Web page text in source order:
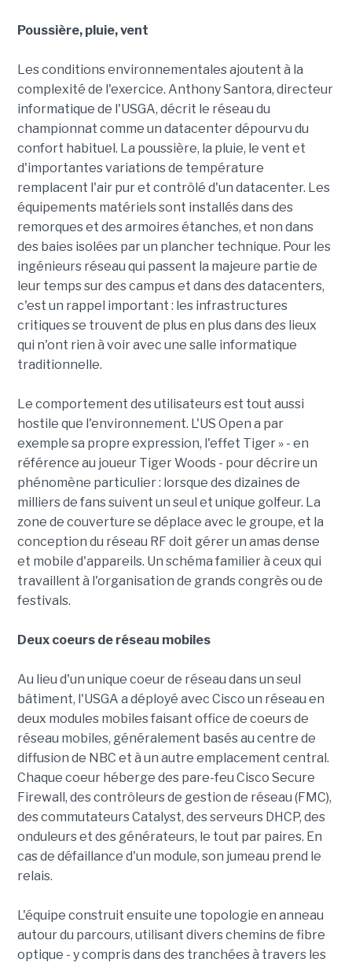
Poussière, pluie, vent
Les conditions environnementales ajoutent à la
complexité de l'exercice. Anthony Santora, directeur
informatique de l'USGA, décrit le réseau du
championnat comme un datacenter dépourvu du
confort habituel. La poussière, la pluie, le vent et
d'importantes variations de température
remplacent l'air pur et contrôlé d'un datacenter. Les
équipements matériels sont installés dans des
remorques et des armoires étanches, et non dans
des baies isolées par un plancher technique. Pour les
ingénieurs réseau qui passent la majeure partie de
leur temps sur des campus et dans des datacenters,
c'est un rappel important : les infrastructures
critiques se trouvent de plus en plus dans des lieux
qui n'ont rien à voir avec une salle informatique
traditionnelle.
Le comportement des utilisateurs est tout aussi
hostile que l'environnement. L'US Open a par
exemple sa propre expression, l'effet Tiger » - en
référence au joueur Tiger Woods - pour décrire un
phénomène particulier : lorsque des dizaines de
milliers de fans suivent un seul et unique golfeur. La
zone de couverture se déplace avec le groupe, et la
conception du réseau RF doit gérer un amas dense
et mobile d'appareils. Un schéma familier à ceux qui
travaillent à l'organisation de grands congrès ou de
festivals.
Deux coeurs de réseau mobiles
Au lieu d'un unique coeur de réseau dans un seul
bâtiment, l'USGA a déployé avec Cisco un réseau en
deux modules mobiles faisant office de coeurs de
réseau mobiles, généralement basés au centre de
diffusion de NBC et à un autre emplacement central.
Chaque coeur héberge des pare-feu Cisco Secure
Firewall, des contrôleurs de gestion de réseau (FMC),
des commutateurs Catalyst, des serveurs DHCP, des
onduleurs et des générateurs, le tout par paires. En
cas de défaillance d'un module, son jumeau prend le
relais.
L'équipe construit ensuite une topologie en anneau
autour du parcours, utilisant divers chemins de fibre
optique - y compris dans des tranchées à travers les